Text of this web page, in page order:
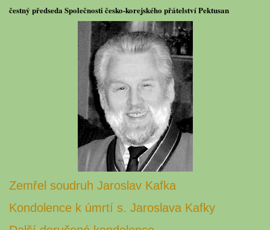
čestný předseda Společnosti česko-korejského přátelství Pektusan
Zemřel soudruh Jaroslav Kafka
Kondolence k úmrtí s. Jaroslava Kafky